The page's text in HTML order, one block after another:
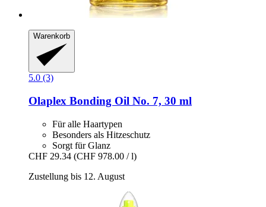
Warenkorb
5.0 (3)
Olaplex Bonding Oil No. 7, 30 ml
Für alle Haartypen
Besonders als Hitzeschutz
Sorgt für Glanz
CHF 29.34 (CHF 978.00 / l)
Zustellung bis 12. August